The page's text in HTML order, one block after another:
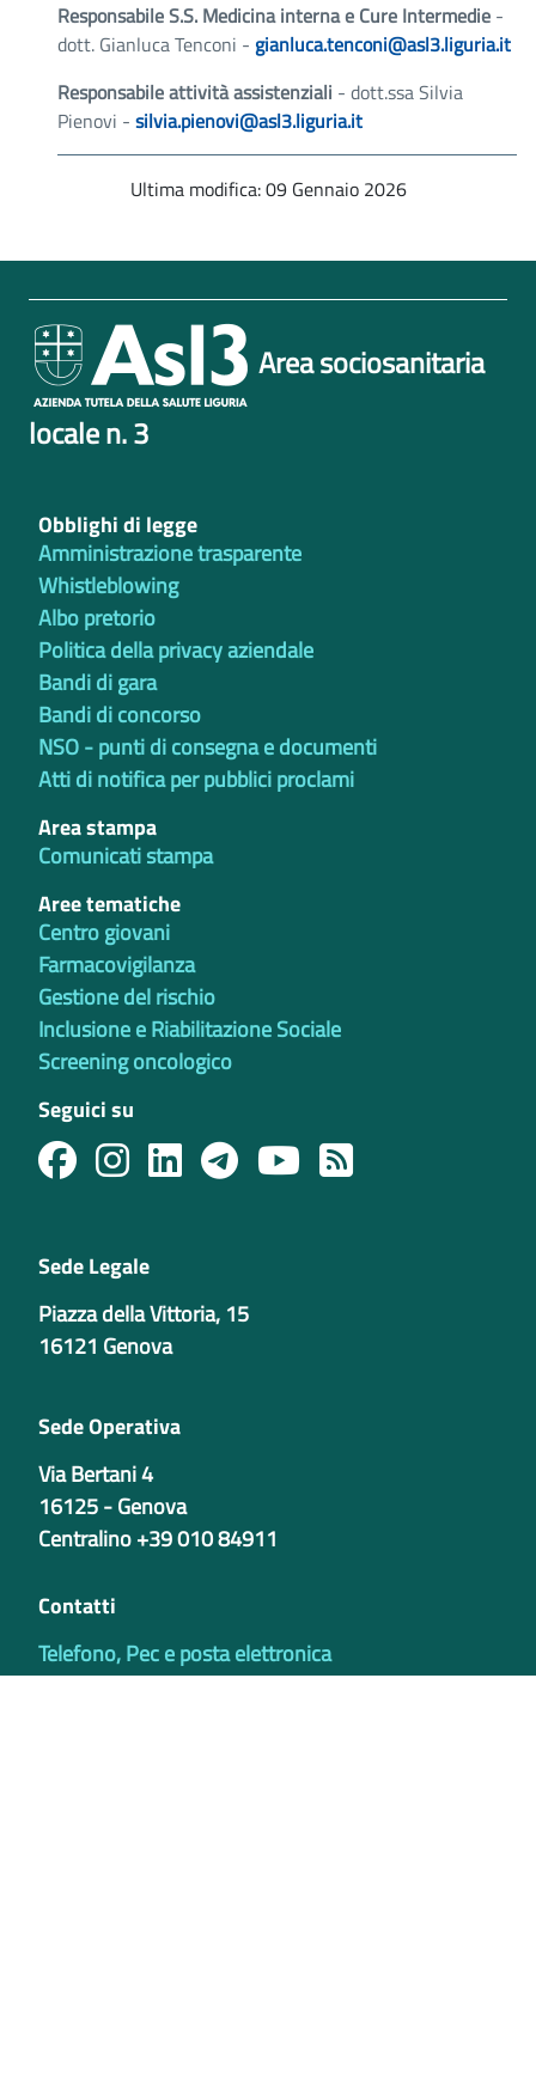
Responsabile S.S. Medicina interna e Cure Intermedie -
dott. Gianluca Tenconi - gianluca.tenconi@asl3.liguria.it
Responsabile attività assistenziali - dott.ssa Silvia
Pienovi - silvia.pienovi@asl3.liguria.it
Ultima modifica: 09 Gennaio 2026
Area sociosanitaria
locale n. 3
Obblighi di legge
Amministrazione trasparente
Whistleblowing
Albo pretorio
Politica della privacy aziendale
Bandi di gara
Bandi di concorso
NSO - punti di consegna e documenti
Atti di notifica per pubblici proclami
Area stampa
Comunicati stampa
Aree tematiche
Centro giovani
Farmacovigilanza
Gestione del rischio
Inclusione e Riabilitazione Sociale
Screening oncologico
Seguici su
Sede Legale
Piazza della Vittoria, 15
16121 Genova
Sede Operativa
Via Bertani 4
16125 - Genova
Centralino +39 010 84911
Contatti
Telefono, Pec e posta elettronica